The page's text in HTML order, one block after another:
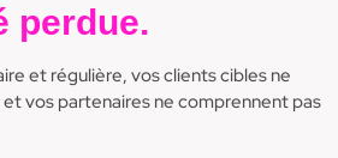
perdue.
et régulière, vos clients cibles ne
vos partenaires ne comprennent pas